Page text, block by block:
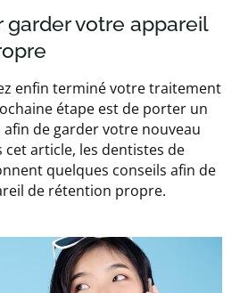
garder votre appareil
enfin terminé votre traitement
étape est de porter un
de garder votre nouveau
article, les dentistes de
quelques conseils afin de
de rétention propre.